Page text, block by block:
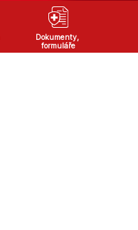
Dokumenty,
formuláře